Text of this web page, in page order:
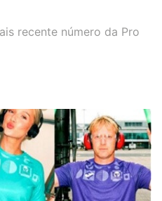
recente número da Pro